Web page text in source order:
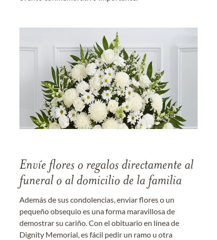
Envíe flores o regalos directamente al
funeral o al domicilio de la familia
Además de sus condolencias, enviar flores o un
pequeño obsequio es una forma maravillosa de
demostrar su cariño. Con el obituario en línea de
Dignity Memorial, es fácil pedir un ramo u otra